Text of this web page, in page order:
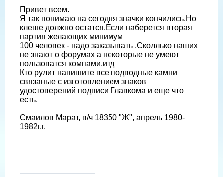
Привет всем.
Я так понимаю на сегодня значки кончились.Но
клеше должно остатся.Если наберется вторая
партия желающих минимум
100 человек - надо заказывать .Сколлько наших
не знают о форумах а некоторые не умеют
пользоватся компами.итд
Кто рулит напишите все подводные камни
связаные с изготовлением знаков
удостоверений подписи Главкома и еще что
есть.
Смаилов Марат, в/ч 18350 "Ж", апрель 1980-
1982г.г.